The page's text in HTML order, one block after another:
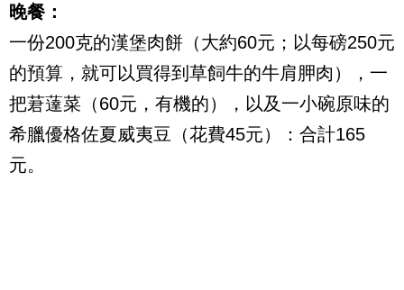
晚餐：
一份200克的漢堡肉餅（大約60元；以每磅250元
的預算，就可以買得到草飼牛的牛肩胛肉），一
把莙薘菜（60元，有機的），以及一小碗原味的
希臘優格佐夏威夷豆（花費45元）：合計165
元。